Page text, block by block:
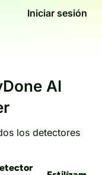
Iniciar sesión
AI
los detectores